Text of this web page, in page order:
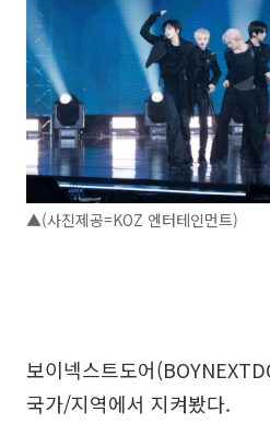
▲(사진제공=KOZ 엔터테인먼트)
보이넥스트도어
국가/지역에서 지켜봤다.